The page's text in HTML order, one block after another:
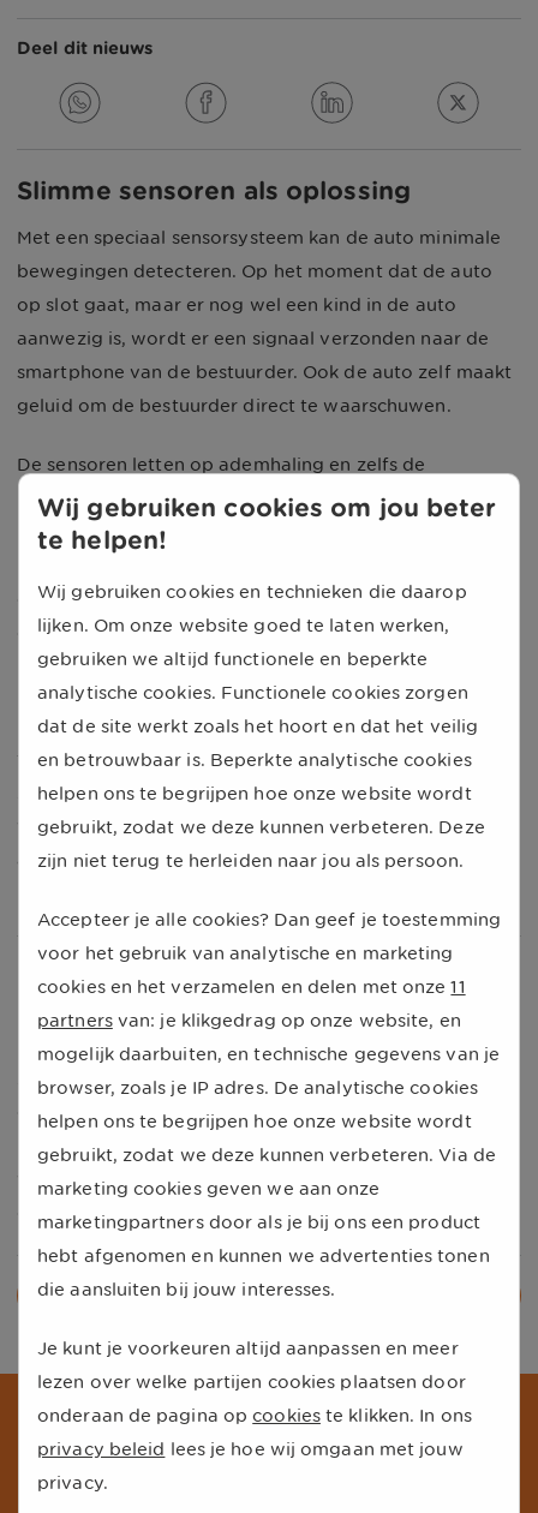
Deel dit nieuws
Slimme sensoren als oplossing
Met een speciaal sensorsysteem kan de auto minimale
bewegingen detecteren. Op het moment dat de auto
op slot gaat, maar er nog wel een kind in de auto
aanwezig is, wordt er een signaal verzonden naar de
smartphone van de bestuurder. Ook de auto zelf maakt
geluid om de bestuurder direct te waarschuwen.
De sensoren letten op ademhaling en zelfs de
bloedsomloop van een kind. En bijzonder genoeg werkt
het systeem zelfs door kleding en dekens heen. Eerder
dat werkte enkel op grote bewegingen. Met de nieuwe
detectietechniek worden dus zelfs de meest minuscule
bewegingen opgevangen door de sensoren in de auto.
Het systeem wordt niet alleen verwacht in auto’s van de
fabrikant zelf. Het bedrijf zegt namelijk al in gesprek te
zijn met andere partijen om ook andere automerken te
voorzien van deze techniek. De Europese Unie eist van
automerken dat in 2022 alle auto’s over een
Branche maakt een vuist
Niet enkel autofabrikanten werken aan oplossingen.
Ook de fabrikanten van kinderzitjes produceerde de
zogenaamde e-Safety-kussens om ouders te melden
dat het kind zich nog in de auto bevond. Zo helpen
meerdere bedrijven mee aan een oplossing voor dit
verschrikkelijke probleem en kan iedereen extra veilig
de weg op!
Alle nieuwsberichten
Schrijf je in voor onze nieuwsbrief
Ontvang de beste aanbiedingen en persoonlijk advies van onze
Wij gebruiken cookies om jou beter
te helpen!
Wij gebruiken cookies en technieken die daarop
lijken. Om onze website goed te laten werken,
gebruiken we altijd functionele en beperkte
analytische cookies. Functionele cookies zorgen
dat de site werkt zoals het hoort en dat het veilig
en betrouwbaar is. Beperkte analytische cookies
helpen ons te begrijpen hoe onze website wordt
gebruikt, zodat we deze kunnen verbeteren. Deze
zijn niet terug te herleiden naar jou als persoon.
Accepteer je alle cookies? Dan geef je toestemming
voor het gebruik van analytische en marketing
cookies en het verzamelen en delen met onze 11
partners van: je klikgedrag op onze website, en
mogelijk daarbuiten, en technische gegevens van je
browser, zoals je IP adres. De analytische cookies
helpen ons te begrijpen hoe onze website wordt
gebruikt, zodat we deze kunnen verbeteren. Via de
marketing cookies geven we aan onze
marketingpartners door als je bij ons een product
hebt afgenomen en kunnen we advertenties tonen
die aansluiten bij jouw interesses.
Je kunt je voorkeuren altijd aanpassen en meer
lezen over welke partijen cookies plaatsen door
onderaan de pagina op cookies te klikken. In ons
privacy beleid lees je hoe wij omgaan met jouw
privacy.